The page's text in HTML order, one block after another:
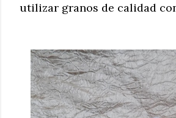
utilizar granos de calidad